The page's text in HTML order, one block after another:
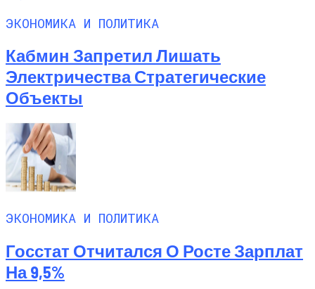
ЭКОНОМИКА И ПОЛИТИКА
Кабмин Запретил Лишать
Электричества Стратегические
Объекты
ЭКОНОМИКА И ПОЛИТИКА
Госстат Отчитался О Росте Зарплат
На 9,5%